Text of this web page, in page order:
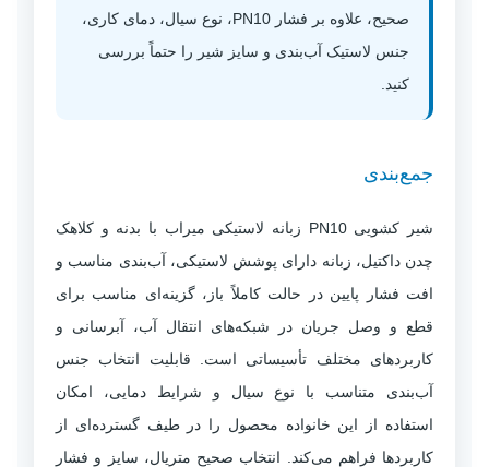
صحیح، علاوه بر فشار PN10، نوع سیال، دمای کاری،
جنس لاستیک آب‌بندی و سایز شیر را حتماً بررسی
کنید.
جمع‌بندی
شیر کشویی PN10 زبانه لاستیکی میراب با بدنه و کلاهک
چدن داکتیل، زبانه دارای پوشش لاستیکی، آب‌بندی مناسب و
افت فشار پایین در حالت کاملاً باز، گزینه‌ای مناسب برای
قطع و وصل جریان در شبکه‌های انتقال آب، آبرسانی و
کاربردهای مختلف تأسیساتی است. قابلیت انتخاب جنس
آب‌بندی متناسب با نوع سیال و شرایط دمایی، امکان
استفاده از این خانواده محصول را در طیف گسترده‌ای از
کاربردها فراهم می‌کند. انتخاب صحیح متریال، سایز و فشار